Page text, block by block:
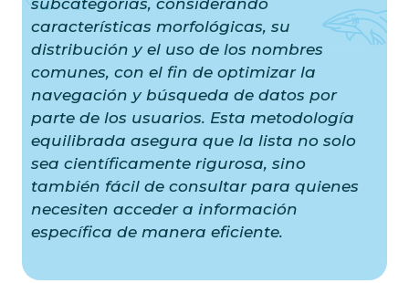
distribución y el uso de los nombres
comunes, con el fin de optimizar la
navegación y búsqueda de datos por
parte de los usuarios. Esta metodología
equilibrada asegura que la lista no solo
sea científicamente rigurosa, sino
también fácil de consultar para quienes
necesiten acceder a información
específica de manera eficiente.